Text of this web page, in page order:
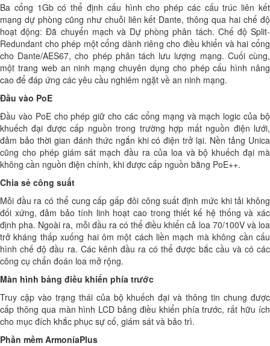
Ba cổng 1Gb có thể định cấu hình cho phép các cấu trúc liên kết
mạng dự phòng cũng như chuỗi liên kết Dante, thông qua hai chế độ
hoạt động: Đã chuyển mạch và Dự phòng phân tách. Chế độ Split-
Redundant cho phép một cổng dành riêng cho điều khiển và hai cổng
cho Dante/AES67, cho phép phân tách lưu lượng mạng. Cuối cùng,
một trang web an ninh mạng chuyên dụng cho phép cấu hình nâng
cao để đáp ứng các yêu cầu nghiêm ngặt về an ninh mạng.
Đầu vào PoE
Đầu vào PoE cho phép giữ cho các cổng mạng và mạch logic của bộ
khuếch đại được cấp nguồn trong trường hợp mất nguồn điện lưới,
đảm bảo thời gian đánh thức ngắn khi có điện trở lại. Nền tảng Unica
cũng cho phép giám sát mạch đầu ra của loa và bộ khuếch đại mà
không cần nguồn điện chính, khi được cấp nguồn bằng PoE++.
Chia sẻ công suất
Mỗi đầu ra có thể cung cấp gấp đôi công suất định mức khi tải không
đối xứng, đảm bảo tính linh hoạt cao trong thiết kế hệ thống và xác
định pha. Ngoài ra, mỗi đầu ra có thể điều khiển cả loa 70/100V và loa
trở kháng thấp xuống hai ôm một cách liền mạch mà không cần cấu
hình chế độ đầu ra. Các kênh đầu ra có thể được bắc cầu và có các
công cụ chẩn đoán loa mở rộng.
Màn hình bảng điều khiển phía trước
Truy cập vào trạng thái của bộ khuếch đại và thông tin chung được
cấp thông qua màn hình LCD bảng điều khiển phía trước, rất hữu ích
cho mục đích khắc phục sự cố, giám sát và bảo trì.
Phần mềm ArmoníaPlus